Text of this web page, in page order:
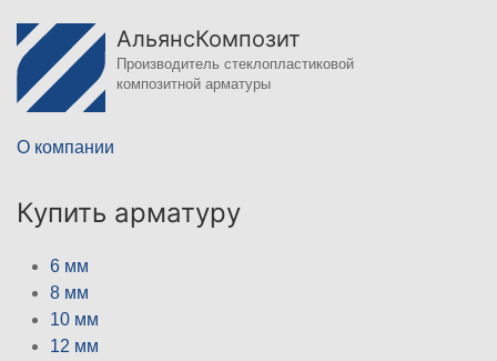
АльянсКомпозит
Производитель стеклопластиковой
композитной арматуры
О компании
Купить арматуру
6 мм
8 мм
10 мм
12 мм